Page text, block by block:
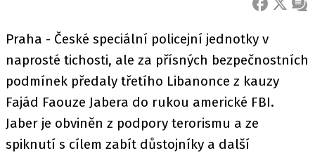
FACEBOOK
X
Praha - České speciální policejní jednotky v
naprosté tichosti, ale za přísných bezpečnostních
podmínek předaly třetího Libanonce z kauzy
Fajád Faouze Jabera do rukou americké FBI.
Jaber je obviněn z podpory terorismu a ze
spiknutí s cílem zabít důstojníky a další